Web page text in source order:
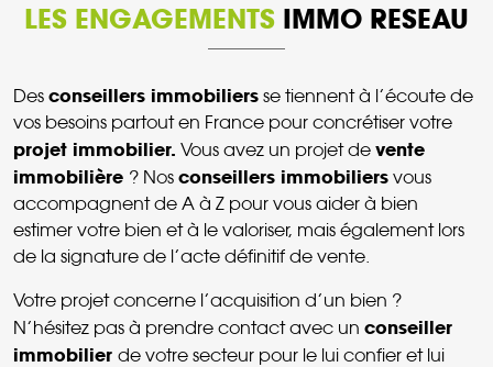
LES ENGAGEMENTS IMMO RESEAU
Des conseillers immobiliers se tiennent à l’écoute de
vos besoins partout en France pour concrétiser votre
projet immobilier. Vous avez un projet de vente
immobilière ? Nos conseillers immobiliers vous
accompagnent de A à Z pour vous aider à bien
estimer votre bien et à le valoriser, mais également lors
de la signature de l’acte définitif de vente.
Votre projet concerne l’acquisition d’un bien ?
N’hésitez pas à prendre contact avec un conseiller
immobilier de votre secteur pour le lui confier et lui